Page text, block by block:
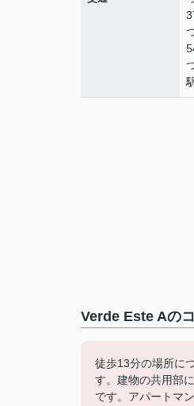
Verde Este Aの
徒歩13分の場所に
す。建物の共用部
です。アパートマ